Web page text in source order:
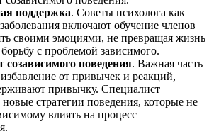
поддержка. Советы психолога как
включают обучение членов
своими эмоциями, не превращая жизнь
с проблемой зависимого.
созависимого поведения. Важная часть
от привычек и реакций,
привычку. Специалист
новые стратегии поведения, которые не
влиять на процесс